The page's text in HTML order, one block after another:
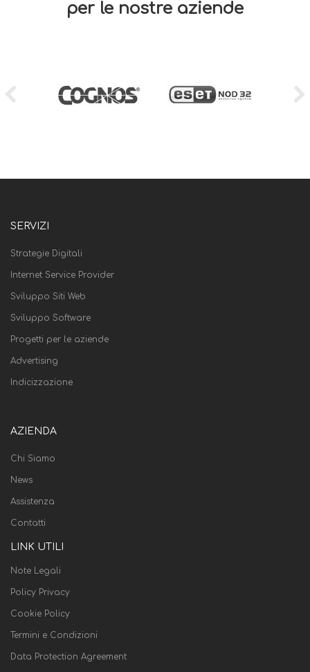
per le nostre aziende
SERVIZI
Strategie Digitali
Internet Service Provider
Sviluppo Siti Web
Sviluppo Software
Progetti per le aziende
Advertising
Indicizzazione
AZIENDA
Chi Siamo
News
Assistenza
Contatti
LINK UTILI
Note Legali
Policy Privacy
Cookie Policy
Termini e Condizioni
Data Protection Agreement